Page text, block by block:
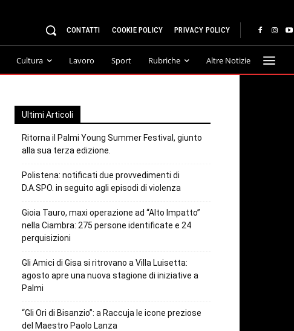
CONTATTI COOKIE POLICY PRIVACY POLICY
Cultura Lavoro Sport Rubriche Altre Notizie
Ultimi Articoli
Ritorna il Palmi Young Summer Festival, giunto
alla sua terza edizione.
Polistena: notificati due provvedimenti di
D.A.SPO. in seguito agli episodi di violenza
Gioia Tauro, maxi operazione ad “Alto Impatto”
nella Ciambra: 275 persone identificate e 24
perquisizioni
Gli Amici di Gisa si ritrovano a Villa Luisetta:
agosto apre una nuova stagione di iniziative a
Palmi
“Gli Ori di Bisanzio”: a Raccuja le icone preziose
del Maestro Paolo Lanza